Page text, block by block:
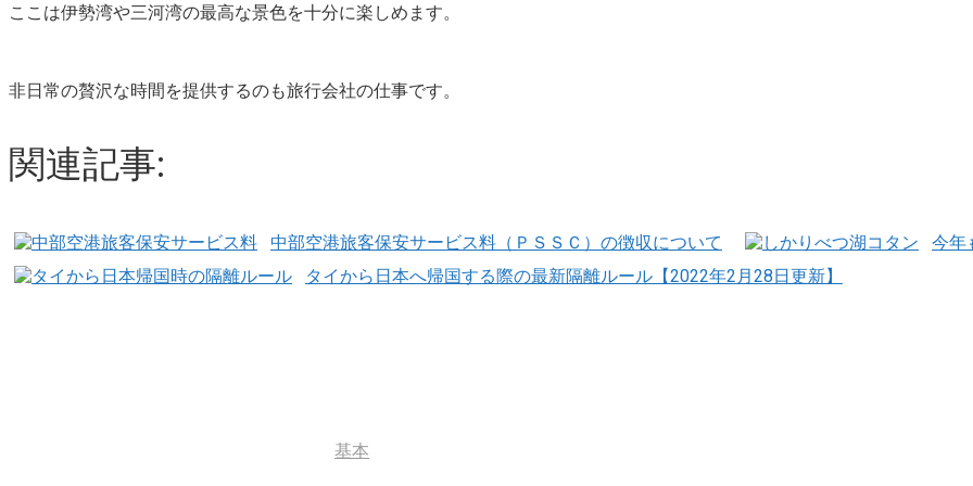
ここは伊勢湾や三河湾の最高な景色を十分に楽しめます。
非日常の贅沢な時間を提供するのも旅行会社の仕事です。
関連記事:
中部空港旅客保安サービス料（ＰＳＳＣ）の徴収について
今年
タイから日本へ帰国する際の最新隔離ルール【2022年2月28日更新】
基本